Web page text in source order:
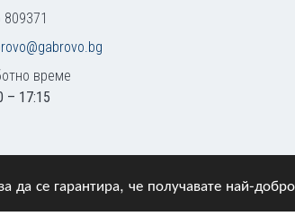
да се гарантира, че получавате най-
809371
време
– 17:15
Всички права запазени.